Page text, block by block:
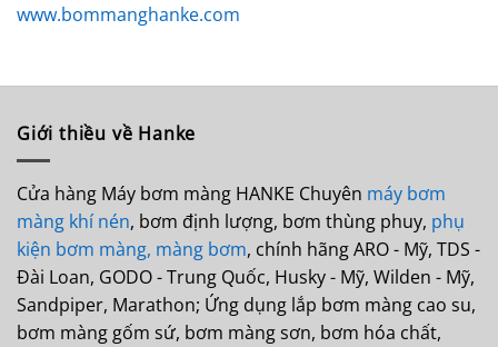
www.bommanghanke.com
Giới thiều về Hanke
Cửa hàng Máy bơm màng HANKE Chuyên máy bơm
màng khí nén, bơm định lượng, bơm thùng phuy, phụ
kiện bơm màng, màng bơm, chính hãng ARO - Mỹ, TDS -
Đài Loan, GODO - Trung Quốc, Husky - Mỹ, Wilden - Mỹ,
Sandpiper, Marathon; Ứng dụng lắp bơm màng cao su,
bơm màng gốm sứ, bơm màng sơn, bơm hóa chất,